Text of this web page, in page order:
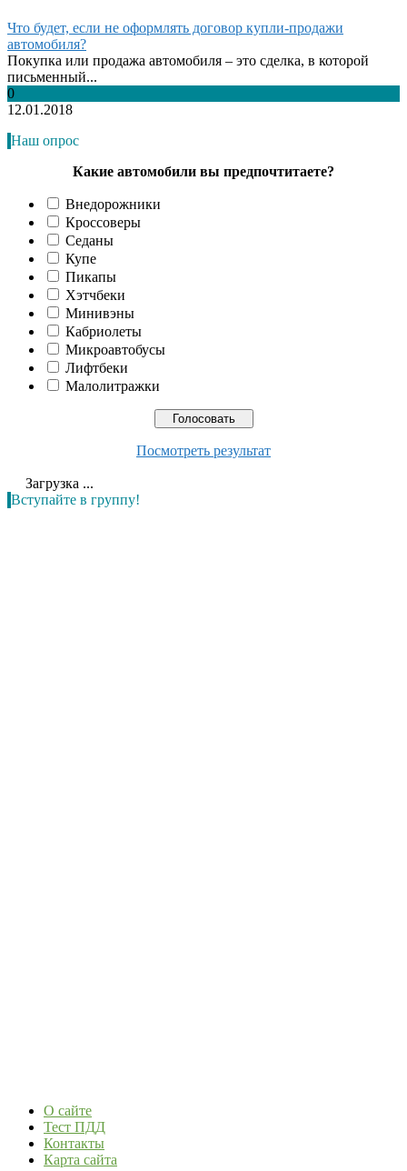
Что будет, если не оформлять договор купли-продажи
автомобиля?
Покупка или продажа автомобиля – это сделка, в которой
письменный...
0
12.01.2018
Наш опрос
Какие автомобили вы предпочтитаете?
Внедорожники
Кроссоверы
Седаны
Купе
Пикапы
Хэтчбеки
Минивэны
Кабриолеты
Микроавтобусы
Лифтбеки
Малолитражки
Посмотреть результат
Загрузка ...
Вступайте в группу!
О сайте
Тест ПДД
Контакты
Карта сайта